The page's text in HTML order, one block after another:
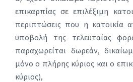
επικαρπίας σε επιλέξιμη
περιπτώσεις που η κατοικία
υποβολή της τελευταίας
παραχωρείται δωρεάν,
μόνο ο πλήρης κύριος και ο
κύριος),